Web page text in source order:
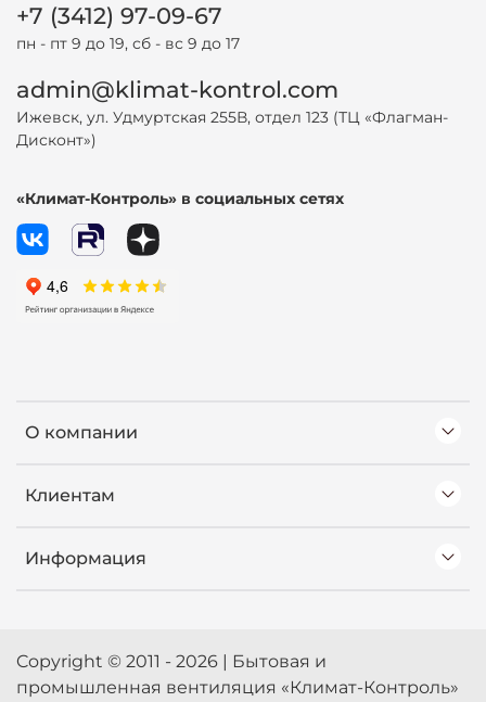
О компании
Клиентам
Информация
+7 (3412) 97-09-67
пн - пт 9 до 19, сб - вс 9 до 17
admin@klimat-kontrol.com
Ижевск, ул. Удмуртская 255В, отдел 123 (ТЦ «Флагман-
Дисконт»)
«Климат-Контроль» в социальных сетях
Copyright © 2011 - 2026 | Бытовая и
промышленная вентиляция «Климат-Контроль»